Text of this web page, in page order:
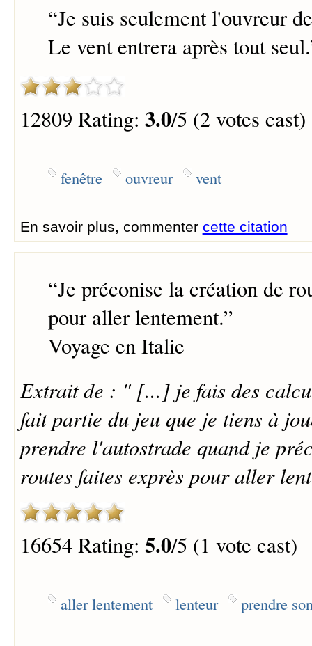
“Je suis seulement l'ouvreur
Le vent entrera après tout seul.
12809 Rating: 3.0/5 (2 votes cast)
fenêtre ouvreur vent
En savoir plus, commenter cette citation
“Je préconise la création de
pour aller lentement.”
Voyage en Italie
Extrait de : " [...] je fais des
fait partie du jeu que je tiens à
prendre l'autostrade quand je
routes faites exprès pour aller
16654 Rating: 5.0/5 (1 vote cast)
aller lentement lenteur prendre